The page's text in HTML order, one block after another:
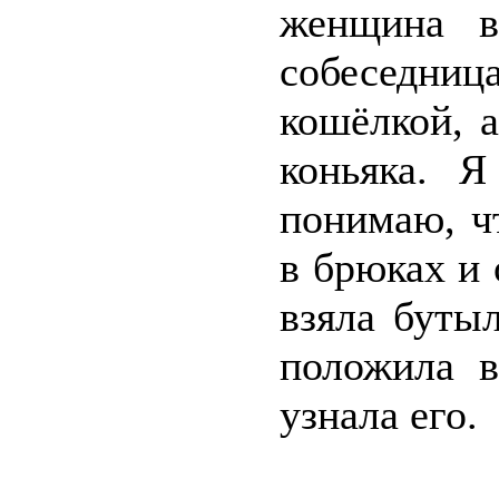
женщина в
кошёлкой,
коньяка.
понимаю,
в брюках и
взяла
положила
узнала его.